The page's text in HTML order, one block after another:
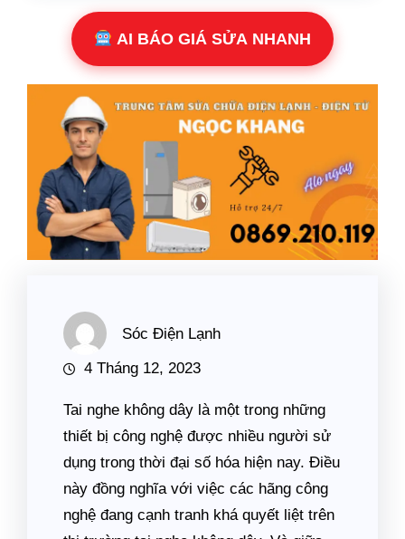
AI BÁO GIÁ SỬA NHANH
Sóc Điện Lạnh
4 Tháng 12, 2023
Tai nghe không dây là một trong những
thiết bị công nghệ được nhiều người sử
dụng trong thời đại số hóa hiện nay. Điều
này đồng nghĩa với việc các hãng công
nghệ đang cạnh tranh khá quyết liệt trên